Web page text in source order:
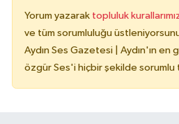
Yorum yazarak topluluk
ve tüm sorumluluğu
Aydın Ses Gazetesi | Aydın'ın en
özgür Ses'i hiçbir şekilde sorumlu